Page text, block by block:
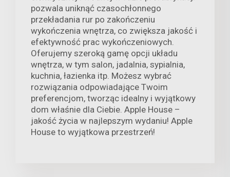
pozwala uniknąć czasochłonnego
przekładania rur po zakończeniu
wykończenia wnętrza, co zwiększa jakość i
efektywność prac wykończeniowych.
Oferujemy szeroką gamę opcji układu
wnętrza, w tym salon, jadalnia, sypialnia,
kuchnia, łazienka itp. Możesz wybrać
rozwiązania odpowiadające Twoim
preferencjom, tworząc idealny i wyjątkowy
dom właśnie dla Ciebie. Apple House –
jakość życia w najlepszym wydaniu! Apple
House to wyjątkowa przestrzeń!